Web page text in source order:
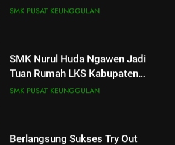
Sepeda Motor Kabupaten Blora
SMK PUSAT KEUNGGULAN
SMK Nurul Huda Ngawen Jadi
Tuan Rumah LKS Kabupaten
Blora Bidang Graphic Design
SMK PUSAT KEUNGGULAN
Berlangsung Sukses Try Out
di SMK Nurul Huda Ngawen
AKUNTANSI DAN KEUANGAN LEMBAGA
Hari Kedua Pelatihan di SMK
Nurul Huda Ngawen: Fokus
pada Pembahasan Raport
AKUNTANSI DAN KEUANGAN LEMBAGA
Implementasi Penguatan